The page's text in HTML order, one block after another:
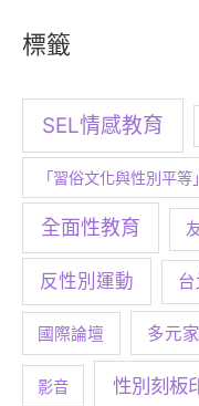
標籤
SEL情感教育
「習俗文化與性別平等
全面性教育
反性別運動
國際論壇 多元
影音 性別刻板